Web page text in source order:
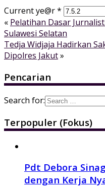
Current ye@r*
« Pelatihan Dasar
Sulawesi Selatan
Tedja Widjaja Hadirkan
Dipolres Jakut»
Pencarian
Search for:
Terpopuler (Fokus)
Pdt Debora
dengan Kerja